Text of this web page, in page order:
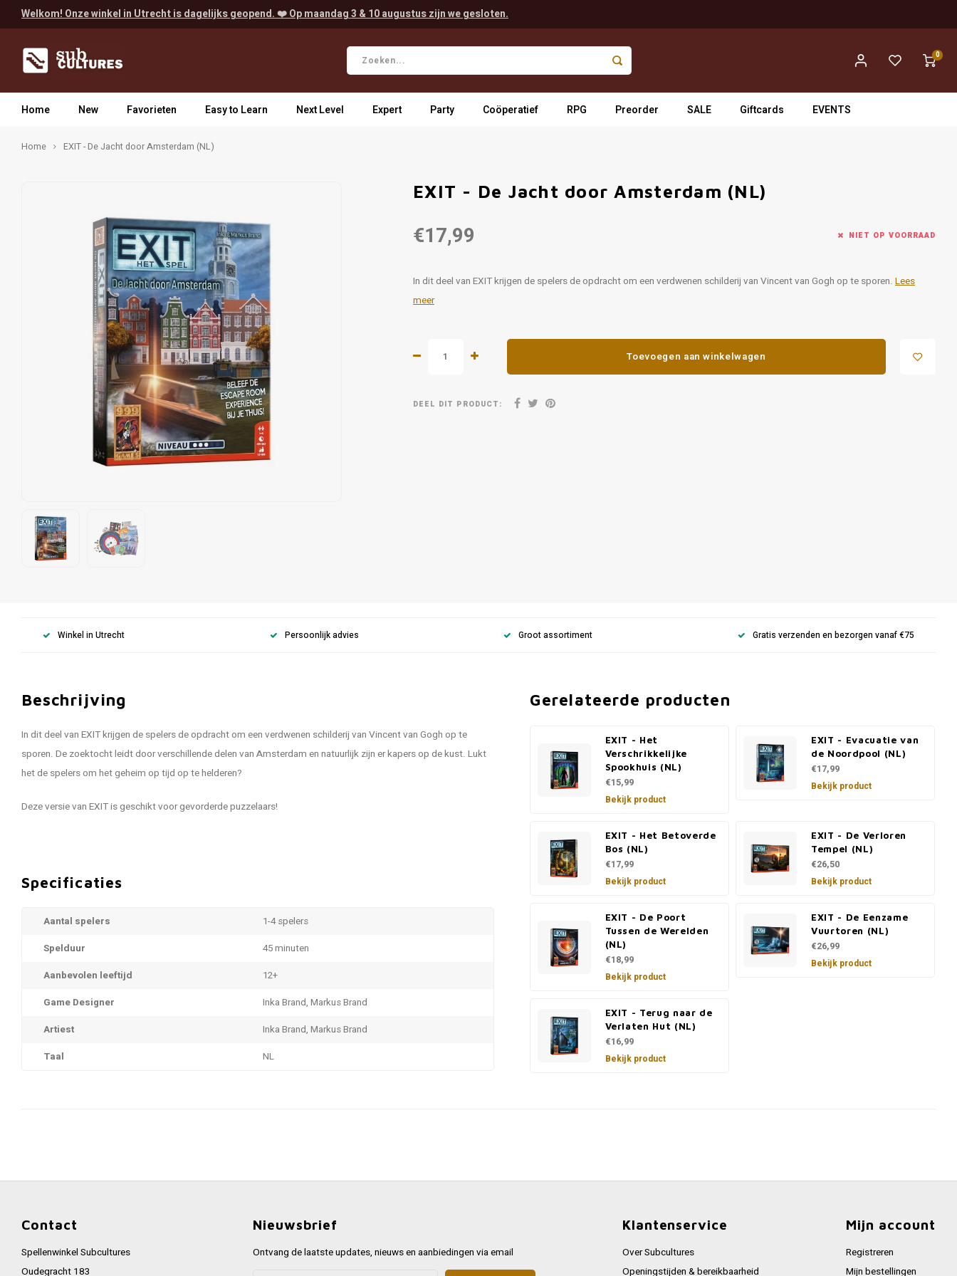
Welkom! Onze winkel in Utrecht is dagelijks geopend. ❤️ Op maandag 3 & 10 augustus zijn we gesloten.
0
Home New Favorieten Easy to Learn Next Level Expert Party Coöperatief RPG Preorder SALE Giftcards EVENTS
Home EXIT - De Jacht door Amsterdam (NL)
EXIT - De Jacht door Amsterdam (NL)
€17,99 NIET OP VOORRAAD
In dit deel van EXIT krijgen de spelers de opdracht om een verdwenen schilderij van Vincent van Gogh op te sporen. Lees
meer
Toevoegen aan winkelwagen
DEEL DIT PRODUCT:
Winkel in Utrecht Persoonlijk advies Groot assortiment Gratis verzenden en bezorgen vanaf €75
Beschrijving
In dit deel van EXIT krijgen de spelers de opdracht om een verdwenen schilderij van Vincent van Gogh op te
sporen. De zoektocht leidt door verschillende delen van Amsterdam en natuurlijk zijn er kapers op de kust. Lukt
het de spelers om het geheim op tijd op te helderen?
Deze versie van EXIT is geschikt voor gevorderde puzzelaars!
Specificaties
Aantal spelers
1-4 spelers
Spelduur
45 minuten
Aanbevolen leeftijd
12+
Game Designer
Inka Brand, Markus Brand
Artiest
Inka Brand, Markus Brand
Taal
NL
Gerelateerde producten
EXIT - Het
Verschrikkelijke
Spookhuis (NL)
€15,99
Bekijk product
EXIT - Evacuatie van
de Noordpool (NL)
€17,99
Bekijk product
EXIT - Het Betoverde
Bos (NL)
€17,99
Bekijk product
EXIT - De Verloren
Tempel (NL)
€26,50
Bekijk product
EXIT - De Poort
Tussen de Werelden
(NL)
€18,99
Bekijk product
EXIT - De Eenzame
Vuurtoren (NL)
€26,99
Bekijk product
EXIT - Terug naar de
Verlaten Hut (NL)
€16,99
Bekijk product
Contact
Spellenwinkel Subcultures
Oudegracht 183
Nieuwsbrief
Ontvang de laatste updates, nieuws en aanbiedingen via email
Klantenservice
Over Subcultures
Openingstijden & bereikbaarheid
Mijn account
Registreren
Mijn bestellingen